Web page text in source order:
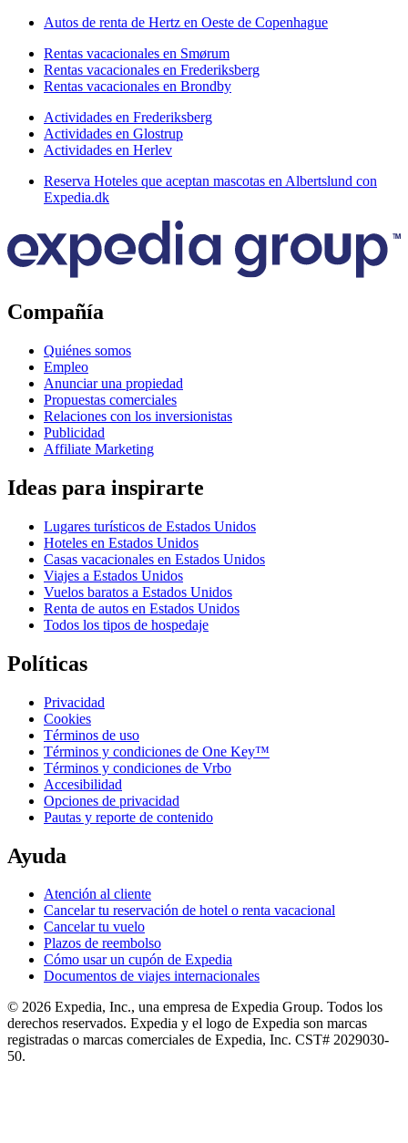
Autos de renta de Hertz en Oeste de Copenhague
Rentas vacacionales en Smørum
Rentas vacacionales en Frederiksberg
Rentas vacacionales en Brondby
Actividades en Frederiksberg
Actividades en Glostrup
Actividades en Herlev
Reserva Hoteles que aceptan mascotas en Albertslund con
Expedia.dk
Compañía
Quiénes somos
Empleo
Anunciar una propiedad
Propuestas comerciales
Relaciones con los inversionistas
Publicidad
Affiliate Marketing
Ideas para inspirarte
Lugares turísticos de Estados Unidos
Hoteles en Estados Unidos
Casas vacacionales en Estados Unidos
Viajes a Estados Unidos
Vuelos baratos a Estados Unidos
Renta de autos en Estados Unidos
Todos los tipos de hospedaje
Políticas
Privacidad
Cookies
Términos de uso
Términos y condiciones de One Key™
Términos y condiciones de Vrbo
Accesibilidad
Opciones de privacidad
Pautas y reporte de contenido
Ayuda
Atención al cliente
Cancelar tu reservación de hotel o renta vacacional
Cancelar tu vuelo
Plazos de reembolso
Cómo usar un cupón de Expedia
Documentos de viajes internacionales
© 2026 Expedia, Inc., una empresa de Expedia Group. Todos los
derechos reservados. Expedia y el logo de Expedia son marcas
registradas o marcas comerciales de Expedia, Inc. CST# 2029030-
50.